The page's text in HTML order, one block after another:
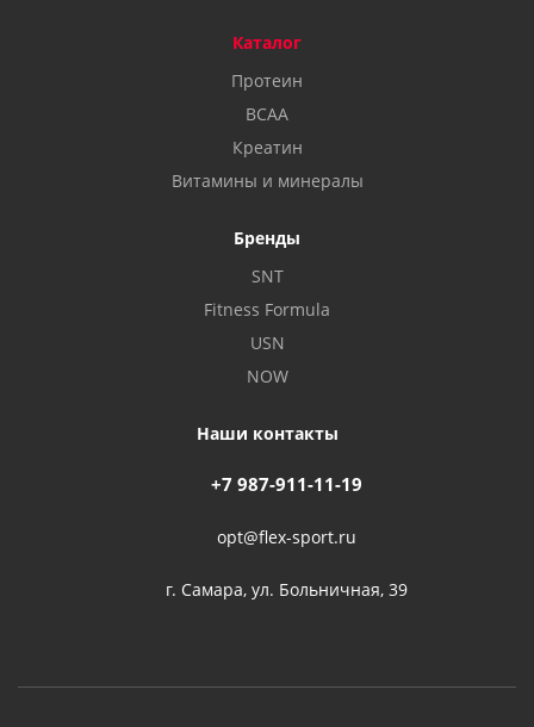
Каталог
Протеин
BCAA
Креатин
Витамины и минералы
Бренды
SNT
Fitness Formula
USN
NOW
Наши контакты
+7 987-911-11-19
opt@flex-sport.ru
г. Самара, ул. Больничная, 39